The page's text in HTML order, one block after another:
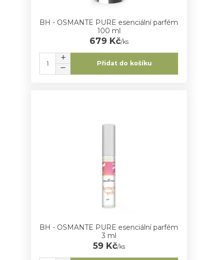
BH - OSMANTE PURE esenciální parfém
100 ml
679 Kč/ks
Přidat do košíku
BH - OSMANTE PURE esenciální parfém
3 ml
59 Kč/ks